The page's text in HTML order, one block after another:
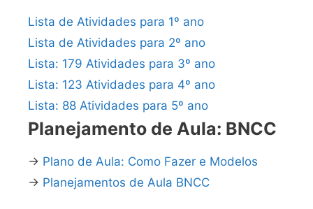
Lista de Atividades para 1º ano
Lista de Atividades para 2º ano
Lista: 179 Atividades para 3º ano
Lista: 123 Atividades para 4º ano
Lista: 88 Atividades para 5º ano
Planejamento de Aula: BNCC
→ Plano de Aula: Como Fazer e Modelos
→ Planejamentos de Aula BNCC